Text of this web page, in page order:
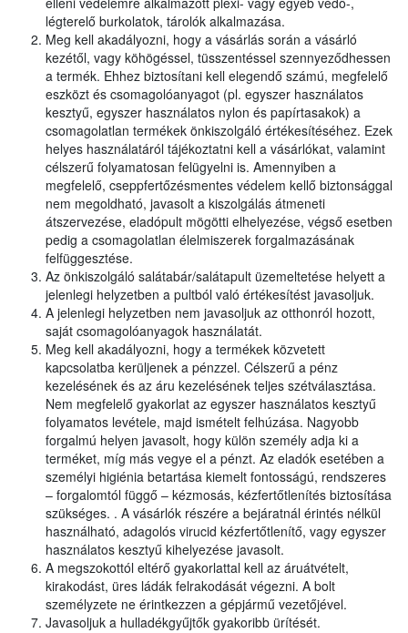
légterelő burkolatok, tárolók alkalmazása.
Meg kell akadályozni, hogy a vásárlás során a vásárló
kezétől, vagy köhögéssel, tüsszentéssel szennyeződhessen
a termék. Ehhez biztosítani kell elegendő számú, megfelelő
eszközt és csomagolóanyagot (pl. egyszer használatos
kesztyű, egyszer használatos nylon és papírtasakok) a
csomagolatlan termékek önkiszolgáló értékesítéséhez. Ezek
helyes használatáról tájékoztatni kell a vásárlókat, valamint
célszerű folyamatosan felügyelni is. Amennyiben a
megfelelő, cseppfertőzésmentes védelem kellő biztonsággal
nem megoldható, javasolt a kiszolgálás átmeneti
átszervezése, eladópult mögötti elhelyezése, végső esetben
pedig a csomagolatlan élelmiszerek forgalmazásának
felfüggesztése.
Az önkiszolgáló salátabár/salátapult üzemeltetése helyett a
jelenlegi helyzetben a pultból való értékesítést javasoljuk.
A jelenlegi helyzetben nem javasoljuk az otthonról hozott,
saját csomagolóanyagok használatát.
Meg kell akadályozni, hogy a termékek közvetett
kapcsolatba kerüljenek a pénzzel. Célszerű a pénz
kezelésének és az áru kezelésének teljes szétválasztása.
Nem megfelelő gyakorlat az egyszer használatos kesztyű
folyamatos levétele, majd ismételt felhúzása. Nagyobb
forgalmú helyen javasolt, hogy külön személy adja ki a
terméket, míg más vegye el a pénzt. Az eladók esetében a
személyi higiénia betartása kiemelt fontosságú, rendszeres
– forgalomtól függő – kézmosás, kézfertőtlenítés biztosítása
szükséges. . A vásárlók részére a bejáratnál érintés nélkül
használható, adagolós virucid kézfertőtlenítő, vagy egyszer
használatos kesztyű kihelyezése javasolt.
A megszokottól eltérő gyakorlattal kell az áruátvételt,
kirakodást, üres ládák felrakodását végezni. A bolt
személyzete ne érintkezzen a gépjármű vezetőjével.
Javasoljuk a hulladékgyűjtők gyakoribb ürítését.